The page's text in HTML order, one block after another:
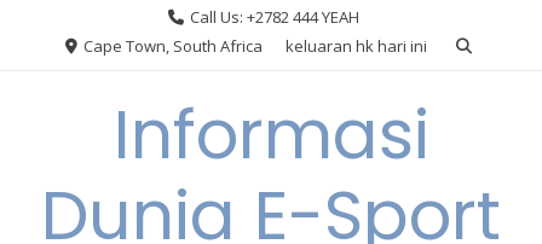
Call Us: +2782 444 YEAH
Cape Town, South Africa
keluaran hk hari ini
Informasi
Dunia E-Sport